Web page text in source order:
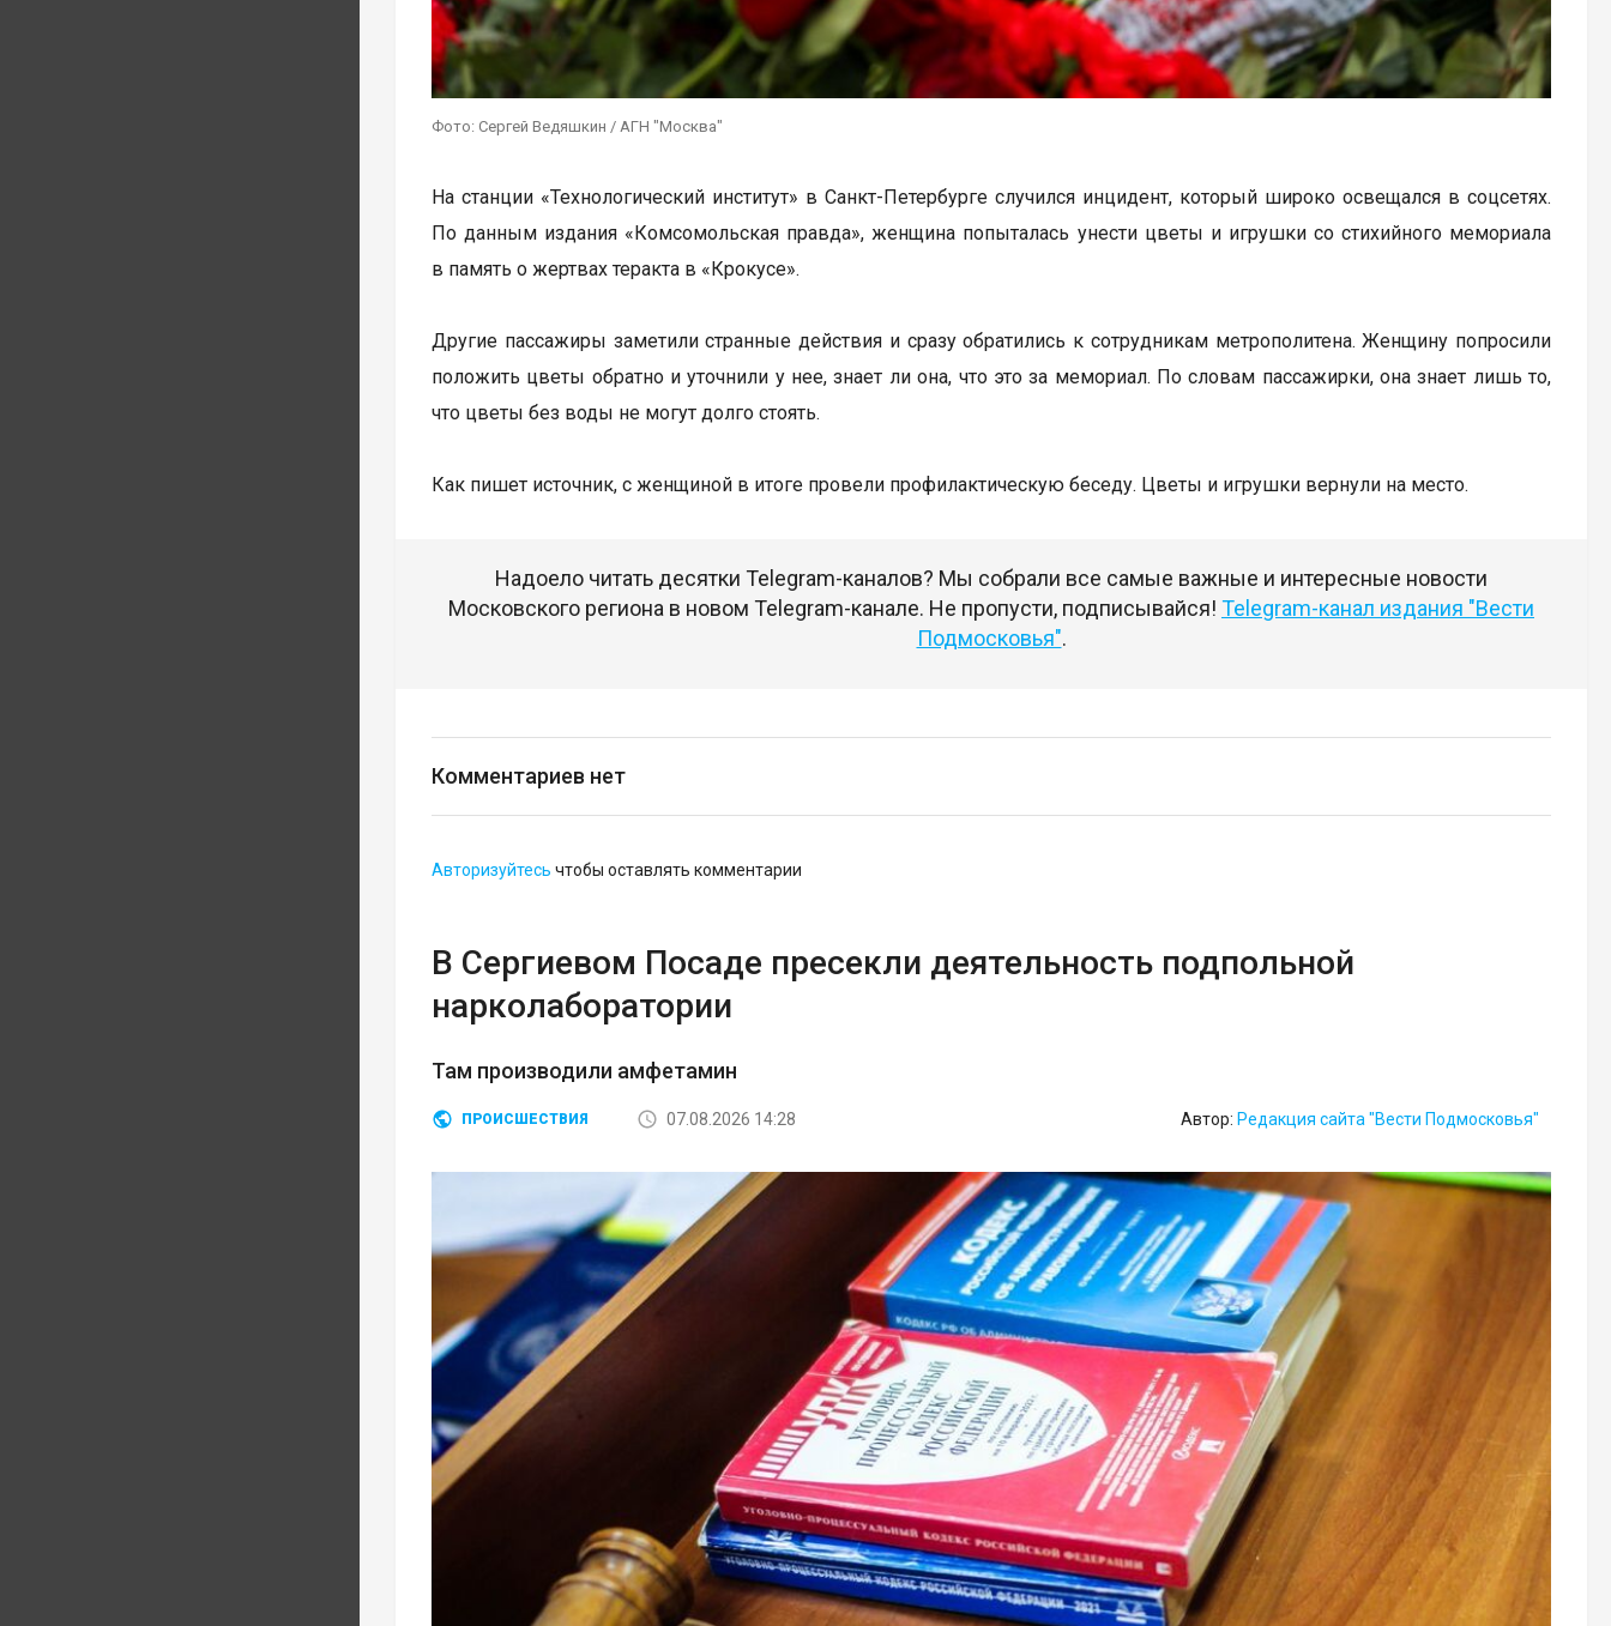
Фото: Сергей Ведяшкин / АГН "Москва"
На станции «Технологический институт» в Санкт-Петербурге случился инцидент, который широко освещался в соцсетях.
По данным издания «Комсомольская правда», женщина попыталась унести цветы и игрушки со стихийного мемориала
в память о жертвах теракта в «Крокусе».
Другие пассажиры заметили странные действия и сразу обратились к сотрудникам метрополитена. Женщину попросили
положить цветы обратно и уточнили у нее, знает ли она, что это за мемориал. По словам пассажирки, она знает лишь то,
что цветы без воды не могут долго стоять.
Как пишет источник, с женщиной в итоге провели профилактическую беседу. Цветы и игрушки вернули на место.
Надоело читать десятки Telegram-каналов? Мы собрали все самые важные и интересные новости
Московского региона в новом Telegram-канале. Не пропусти, подписывайся! Telegram-канал издания "Вести
Подмосковья".
Комментариев нет
Авторизуйтесь чтобы оставлять комментарии
В Сергиевом Посаде пресекли деятельность подпольной
нарколаборатории
Там производили амфетамин
ПРОИСШЕСТВИЯ 07.08.2026 14:28 Автор: Редакция сайта "Вести Подмосковья"